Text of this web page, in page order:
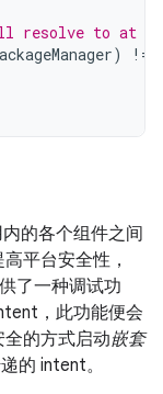
resolve to at
) !=
的各个组件之间
平台安全性，
了一种调试功
，此功能便会
的方式启动嵌套
的 intent。